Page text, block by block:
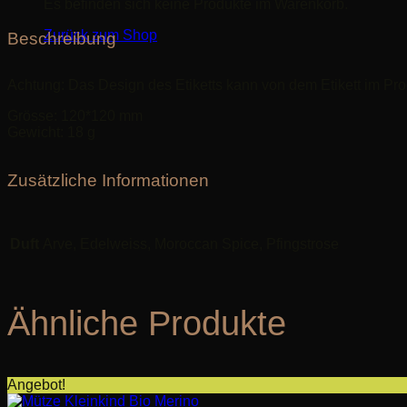
Zurück zum Shop
Beschreibung
Zusätzliche Informationen
Ähnliche Produkte
Angebot!